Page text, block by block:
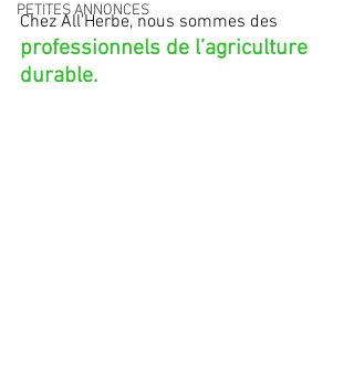
PETITES ANNONCES
Chez All’Herbe, nous sommes des
professionnels de l’agriculture
durable.